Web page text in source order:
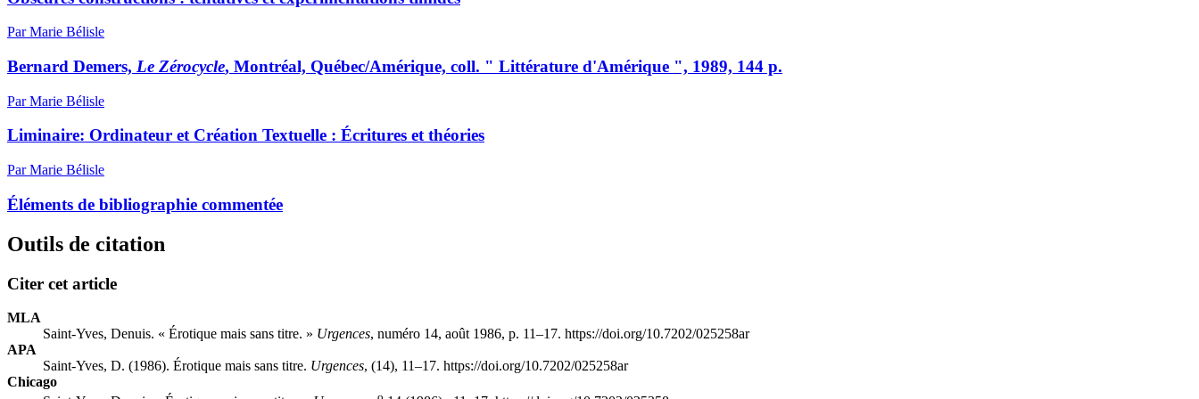
Par Marie Bélisle
Bernard Demers, Le Zérocycle, Montréal, Québec/Amérique, coll. " Littérature d'Amérique ", 1989, 144 p.
Par Marie Bélisle
Liminaire: Ordinateur et Création Textuelle : Écritures et théories
Par Marie Bélisle
Éléments de bibliographie commentée
Outils de citation
Citer cet article
MLA
Saint-Yves, Denuis. « Érotique mais sans titre. » Urgences, numéro 14, août 1986, p. 11–17. https://doi.org/10.7202/025258ar
APA
Saint-Yves, D. (1986). Érotique mais sans titre. Urgences, (14), 11–17. https://doi.org/10.7202/025258ar
Chicago